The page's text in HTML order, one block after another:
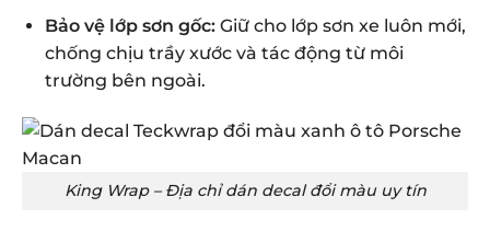
Bảo vệ lớp sơn gốc:Giữ cho lớp sơn xe luôn mới,
chống chịu trầy xước và tác động từ môi
trường bên ngoài.
King Wrap – Địa chỉ dán decal đổi màu uy tín